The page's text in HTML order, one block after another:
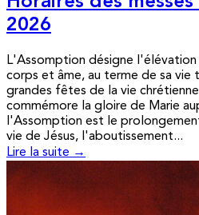
2026
L'Assomption désigne l'élévation
corps et âme, au terme de sa vie
grandes fêtes de la vie
commémore la gloire de Marie
l'Assomption est le
vie de Jésus, l'aboutissement...
Lire la suite →